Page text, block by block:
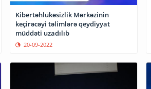
Kibertəhlükəsizlik Mərkəzinin
keçirəcəyi təlimlərə qeydiyyat
müddəti uzadılıb
20-09-2022